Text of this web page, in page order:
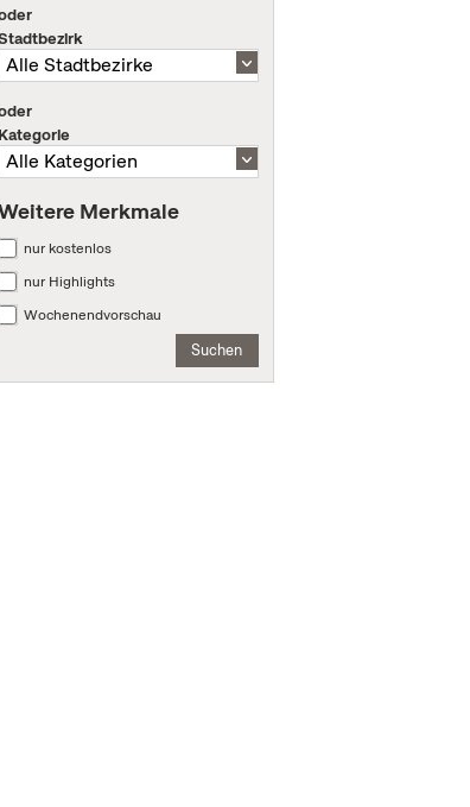
Kategorie
Merkmale
nur kostenlos
nur Highlights
Wochenendvorschau
Suchen